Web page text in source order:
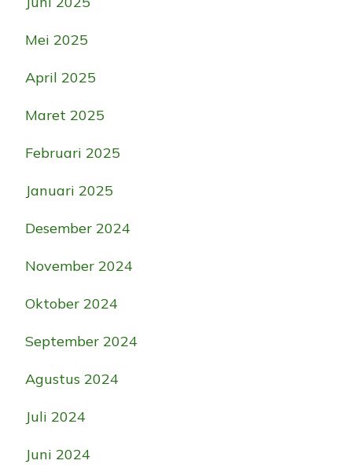
Mei 2025
April 2025
Maret 2025
Februari 2025
Januari 2025
Desember 2024
November 2024
Oktober 2024
September 2024
Agustus 2024
Juli 2024
Juni 2024